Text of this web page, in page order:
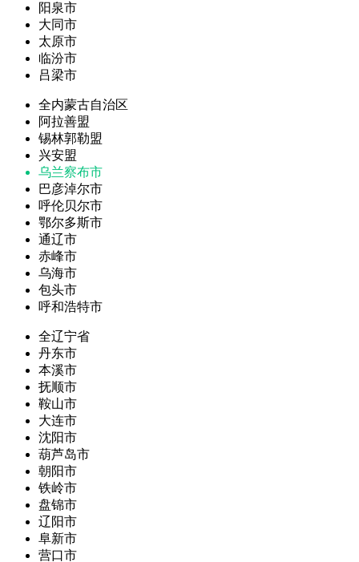
阳泉市
大同市
太原市
临汾市
吕梁市
全内蒙古自治区
阿拉善盟
锡林郭勒盟
兴安盟
乌兰察布市
巴彦淖尔市
呼伦贝尔市
鄂尔多斯市
通辽市
赤峰市
乌海市
包头市
呼和浩特市
全辽宁省
丹东市
本溪市
抚顺市
鞍山市
大连市
沈阳市
葫芦岛市
朝阳市
铁岭市
盘锦市
辽阳市
阜新市
营口市